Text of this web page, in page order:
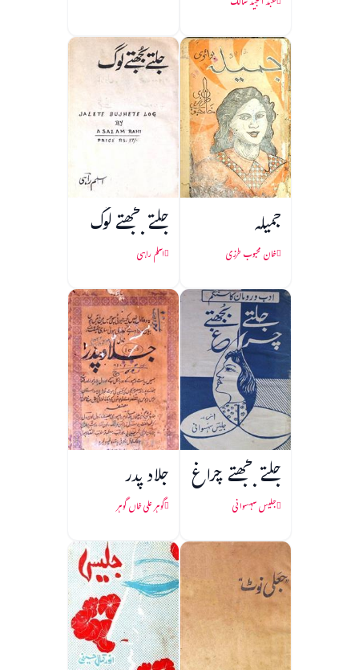
جمیلہ
خان محبوب طرزی
جلتے بجھتے لوگ
اسلم راہی
جلتے بجھتے چراغ
جلیس سہسوانی
جلاد پدر
گوہر علی خاں گوہر